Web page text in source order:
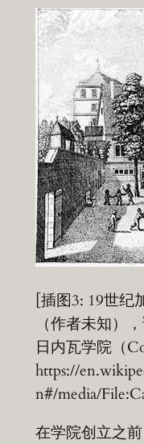
[插图3: 19世纪
（作者未知）
日内瓦学院（
https://
n#/media/
在学院创立之